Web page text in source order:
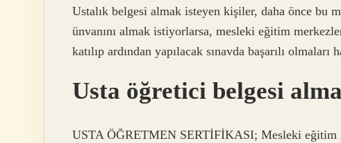
Ustalık belgesi almak isteyen kişiler, daha önce bu
ünvanını almak istiyorlarsa, mesleki eğitim
katılıp ardından yapılacak sınavda başarılı
Usta öğretici belgesi
USTA ÖĞRETMEN SERTİFİKASI; Mesleki eğitim